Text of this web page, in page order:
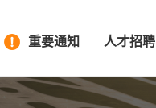
人才招聘
重要通知